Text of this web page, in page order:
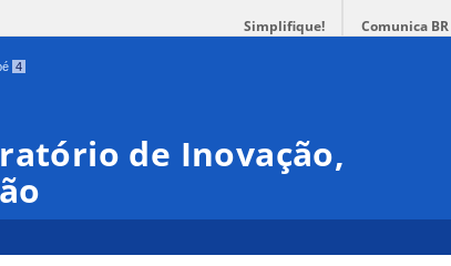
Simplifique! Comunica BR
4
de Inovação,